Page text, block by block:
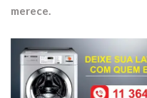
merece.